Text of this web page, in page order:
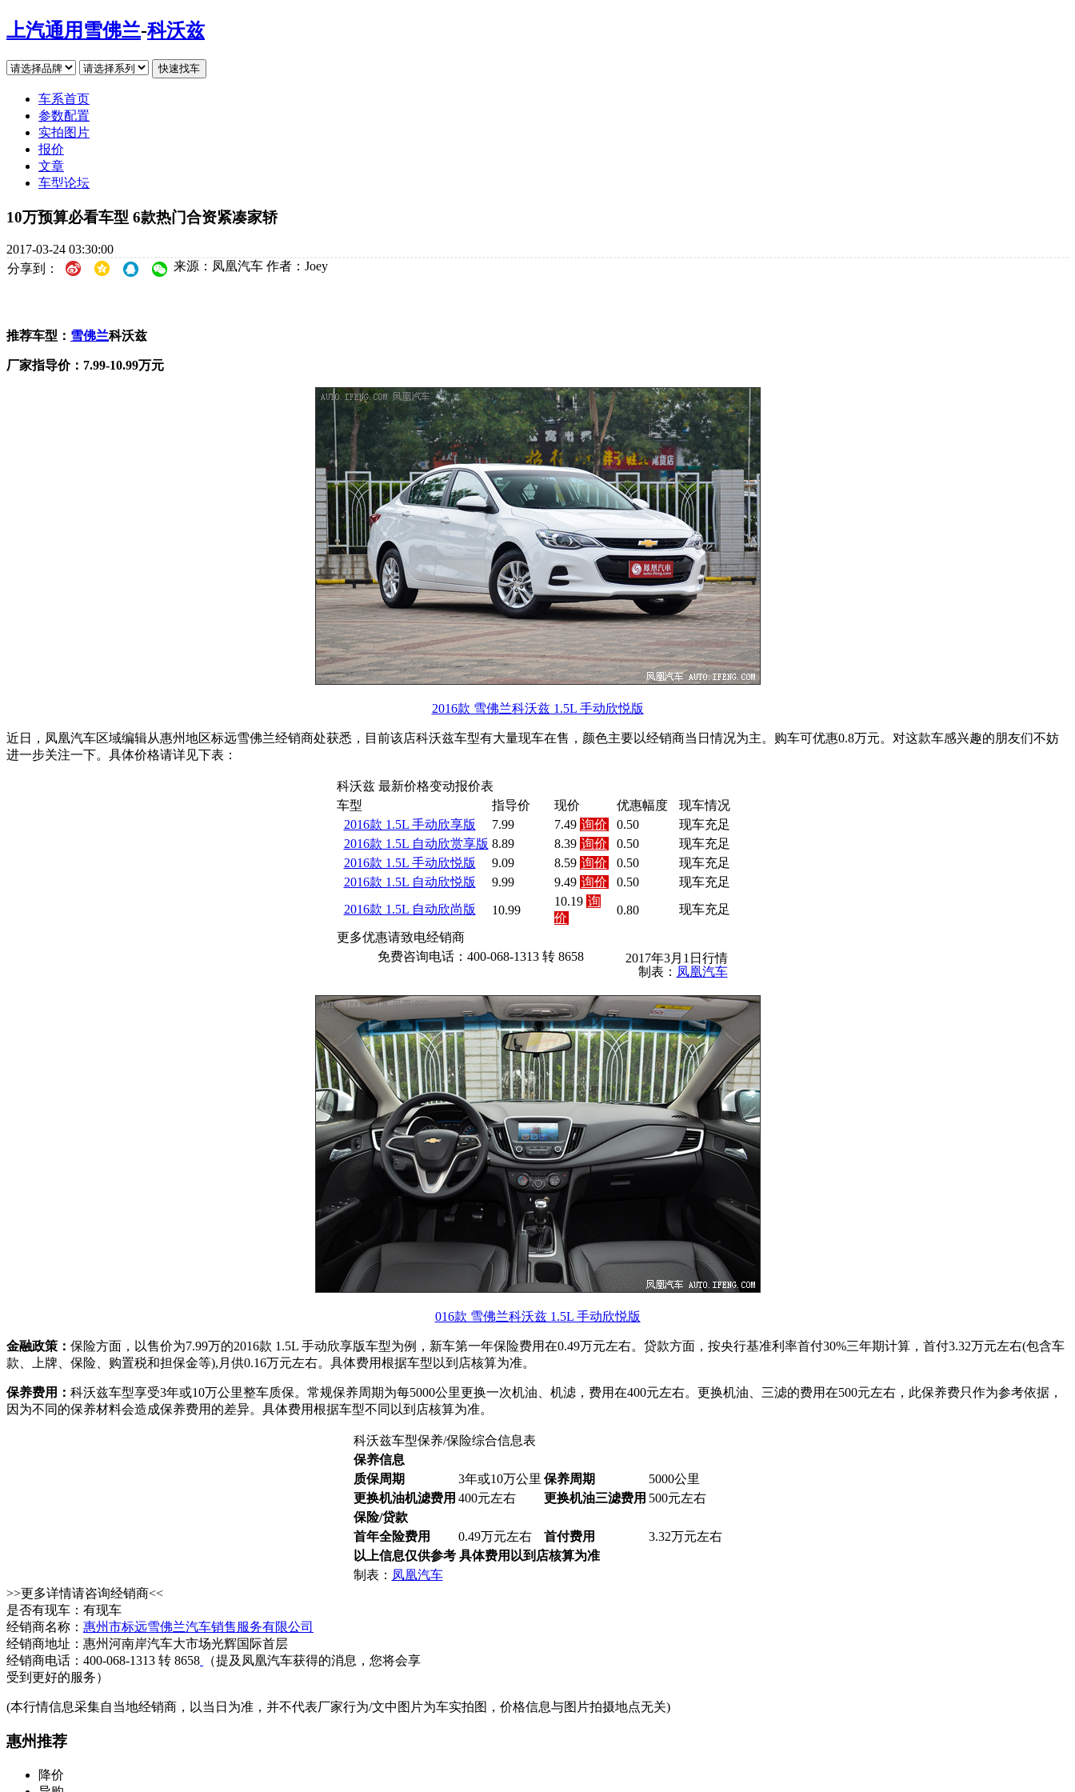
上汽通用雪佛兰-科沃兹
车系首页
参数配置
实拍图片
报价
文章
车型论坛
10万预算必看车型 6款热门合资紧凑家轿
2017-03-24 03:30:00
分享到：
来源：凤凰汽车 作者：Joey
推荐车型： 雪佛兰科沃兹
厂家指导价：7.99-10.99万元
2016款 雪佛兰科沃兹 1.5L 手动欣悦版
近日，凤凰汽车区域编辑从惠州地区标远雪佛兰经销商处获悉，目前该店科沃兹车型有大量现车在售，颜色主要以经销商当日情况为主。购车可优惠0.8万元。对这款车感兴趣的朋友们不妨
进一步关注一下。具体价格请详见下表：
科沃兹 最新价格变动报价表
车型 指导价 现价 优惠幅度
现车情况
2016款 1.5L 手动欣享版
7.99 7.49 询价 0.50
现车充足
2016款 1.5L 自动欣赏享版 8.89 8.39 询价 0.50
现车充足
2016款 1.5L 手动欣悦版
9.09 8.59 询价 0.50
现车充足
2016款 1.5L 自动欣悦版
9.99 9.49 询价 0.50
现车充足
2016款 1.5L 自动欣尚版
10.99
10.19 询
价
0.80 现车充足
更多优惠请致电经销商
免费咨询电话：400-068-1313 转 8658
2017年3月1日行情
制表： 凤凰汽车
016款 雪佛兰科沃兹 1.5L 手动欣悦版
金融政策： 保险方面，以售价为7.99万的2016款 1.5L 手动欣享版车型为例，新车第一年保险费用在0.49万元左右。贷款方面，按央行基准利率首付30%三年期计算，首付3.32万元左右(包含车
款、上牌、保险、购置税和担保金等),月供0.16万元左右。具体费用根据车型以到店核算为准。
保养费用： 科沃兹车型享受3年或10万公里整车质保。常规保养周期为每5000公里更换一次机油、机滤，费用在400元左右。更换机油、三滤的费用在500元左右，此保养费只作为参考依据，
因为不同的保养材料会造成保养费用的差异。具体费用根据车型不同以到店核算为准。
科沃兹车型保养/保险综合信息表
保养信息
质保周期
3年或10万公里 保养周期
5000公里
更换机油机滤费用 400元左右 更换机油三滤费用 500元左右
保险/贷款
首年全险费用
0.49万元左右 首付费用
3.32万元左右
以上信息仅供参考 具体费用以到店核算为准
制表： 凤凰汽车
>>更多详情请咨询经销商<<
是否有现车：有现车
经销商名称： 惠州市标远雪佛兰汽车销售服务有限公司
经销商地址：惠州河南岸汽车大市场光辉国际首层
经销商电话：400-068-1313 转 8658
（提及凤凰汽车获得的消息，您将会享
受到更好的服务）
(本行情信息采集自当地经销商，以当日为准，并不代表厂家行为/文中图片为车实拍图，价格信息与图片拍摄地点无关)
惠州推荐
降价